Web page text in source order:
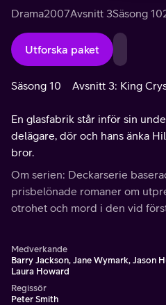
Drama2007Avsnitt 3Säsong 10
Utforska paket
Säsong 10 Avsnitt 3: King
En glasfabrik står inför sin
delägare, dör och hans änka
bror.
Om serien: Deckarserie
prisbelönade romaner om
otrohet och mord i den vid
Medverkande
Barry Jackson, Jane Wymark, Jason
Laura Howard
Regissör
Peter Smith